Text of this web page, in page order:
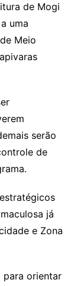
de Mogi
uma
Meio
serão
de
já
e Zona
para orientar